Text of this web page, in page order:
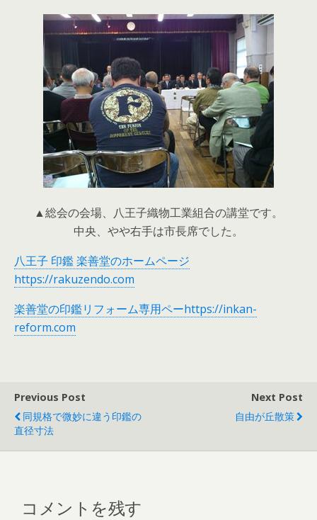
▲総会の会場、八王子織物工業組合の講堂です。
中央、やや右手は市長席でした。
八王子 印鑑 楽善堂のホームページ
https://rakuzendo.com
楽善堂の印鑑リフォーム専用ペーhttps://inkan-
reform.com
Previous Post
同規格で微妙に違う印鑑の
直径寸法
Next Post
自由が丘散策
コメントを残す